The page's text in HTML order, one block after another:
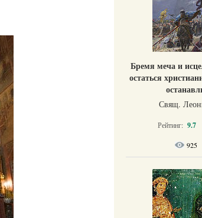
Бремя меча и
остаться
Свящ.
Рейтинг: 9.7
925